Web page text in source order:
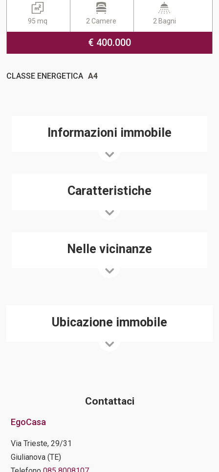
95 mq 2 Camere 2 Bagni
€ 400.000
CLASSE ENERGETICA A4
Informazioni immobile
Caratteristiche
Nelle vicinanze
Ubicazione immobile
Contattaci
EgoCasa
Via Trieste, 29/31
Giulianova (TE)